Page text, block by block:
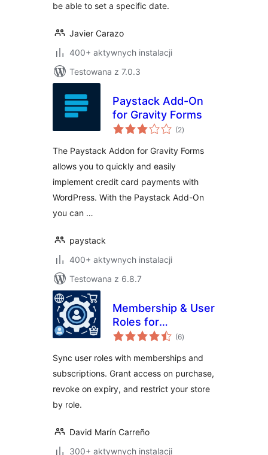
be able to set a specific date.
Javier Carazo
400+ aktywnych instalacji
Testowana z 7.0.3
Paystack Add-On
for Gravity Forms
(2wszystkich
ocen
)
The Paystack Addon for Gravity Forms
allows you to quickly and easily
implement credit card payments with
WordPress. With the Paystack Add-On
you can …
paystack
400+ aktywnych instalacji
Testowana z 6.8.7
Membership & User
Roles for
WooCommerce
Changer)
(6wszystkich
ocen
)
Sync user roles with memberships and
subscriptions. Grant access on purchase,
revoke on expiry, and restrict your store
by role.
David Marín Carreño
300+ aktywnych instalacji